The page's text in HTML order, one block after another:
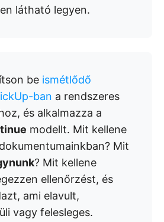
látható legyen.
be ismétlődő
ban a rendszeres
és alkalmazza a
modellt. Mit kellene
Mit
? Mit kellene
ellenőrzést, és
ami elavult,
vagy felesleges.